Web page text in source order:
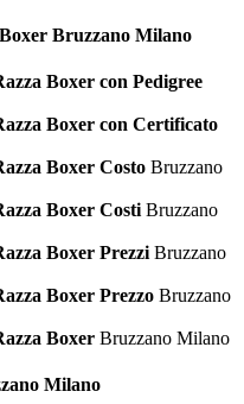
Boxer Bruzzano Milano
Boxer con Pedigree
Boxer con Certificato
Boxer Costo Bruzzano
Boxer Costi Bruzzano
Boxer Prezzi Bruzzano
Boxer Prezzo Bruzzano
Boxer Bruzzano Milano
Milano